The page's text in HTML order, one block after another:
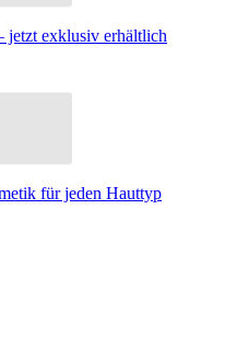
exklusiv erhältlich
für jeden Hauttyp